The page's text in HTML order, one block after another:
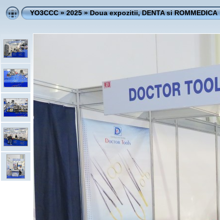
YO3CCC»2025»Doua expozitii, DENTA si ROMMEDICA